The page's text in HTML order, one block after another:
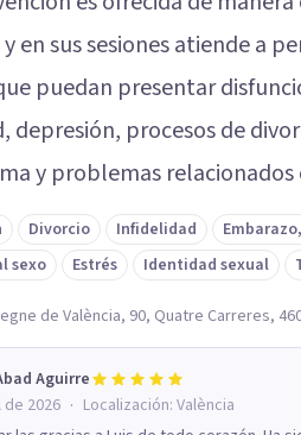
en sus sesiones atiende a
puedan presentar
depresión, procesos de
y problemas
Divorcio Infidelidad
sexo
Estrés Identidad sexual
de València, 90, Quatre Carreres,
Aguirre
2026 · Localización: València